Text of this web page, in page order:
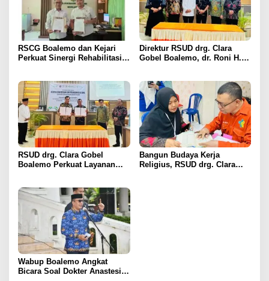
RSCG Boalemo dan Kejari
Perkuat Sinergi Rehabilitasi
Restoratif
Direktur RSUD drg. Clara
Gobel Boalemo, dr. Roni H.
Uronefrologi
RSUD drg. Clara Gobel
Boalemo Perkuat Layanan
Tingkatkan Akses Layanan
Spesialistik
Bangun Budaya Kerja
Religius, RSUD drg. Clara
Wabup Boalemo Angkat
Bicara Soal Dokter Anastesi